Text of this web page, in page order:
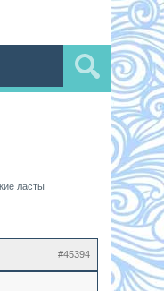
ласты
#45394